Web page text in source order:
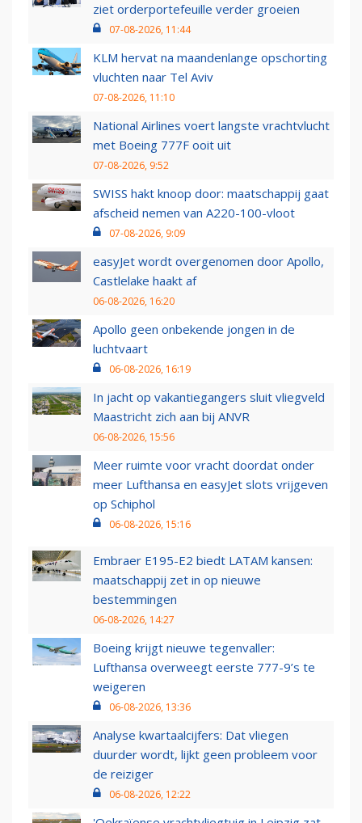
ziet orderportefeuille verder groeien
07-08-2026, 11:44
KLM hervat na maandenlange opschorting
vluchten naar Tel Aviv
07-08-2026, 11:10
National Airlines voert langste vrachtvlucht
met Boeing 777F ooit uit
07-08-2026, 9:52
SWISS hakt knoop door: maatschappij gaat
afscheid nemen van A220-100-vloot
07-08-2026, 9:09
easyJet wordt overgenomen door Apollo,
Castlelake haakt af
06-08-2026, 16:20
Apollo geen onbekende jongen in de
luchtvaart
06-08-2026, 16:19
In jacht op vakantiegangers sluit vliegveld
Maastricht zich aan bij ANVR
06-08-2026, 15:56
Meer ruimte voor vracht doordat onder
meer Lufthansa en easyJet slots vrijgeven
op Schiphol
06-08-2026, 15:16
Embraer E195-E2 biedt LATAM kansen:
maatschappij zet in op nieuwe
bestemmingen
06-08-2026, 14:27
Boeing krijgt nieuwe tegenvaller:
Lufthansa overweegt eerste 777-9’s te
weigeren
06-08-2026, 13:36
Analyse kwartaalcijfers: Dat vliegen
duurder wordt, lijkt geen probleem voor
de reiziger
06-08-2026, 12:22